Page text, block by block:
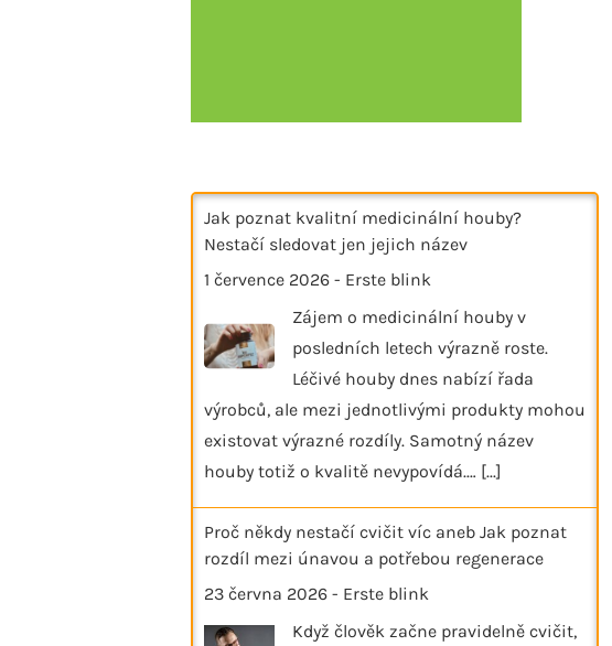
Jak poznat kvalitní medicinální houby?
Nestačí sledovat jen jejich název
1 července 2026 - Erste blink
Zájem o medicinální houby v
posledních letech výrazně roste.
Léčivé houby dnes nabízí řada
výrobců, ale mezi jednotlivými produkty mohou
existovat výrazné rozdíly. Samotný název
houby totiž o kvalitě nevypovídá.… [...]
Proč někdy nestačí cvičit víc aneb Jak poznat
rozdíl mezi únavou a potřebou regenerace
23 června 2026 - Erste blink
Když člověk začne pravidelně cvičit,